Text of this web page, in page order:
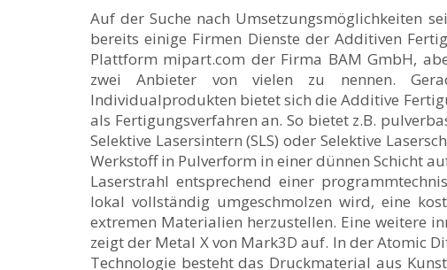
Auf der Suche nach Umsetzungsmöglichkeiten
bereits einige Firmen Dienste der Additiven
Plattform mipart.com der Firma BAM GmbH,
zwei Anbieter von vielen zu nennen.
Individualprodukten bietet sich die Additive
als Fertigungsverfahren an. So bietet z.B.
Selektive Lasersintern (SLS) oder Selektive
Werkstoff in Pulverform in einer dünnen Schicht
Laserstrahl entsprechend einer
lokal vollständig umgeschmolzen wird, eine
extremen Materialien herzustellen. Eine weitere
zeigt der Metal X von Mark3D auf. In der Atomic
Technologie besteht das Druckmaterial aus